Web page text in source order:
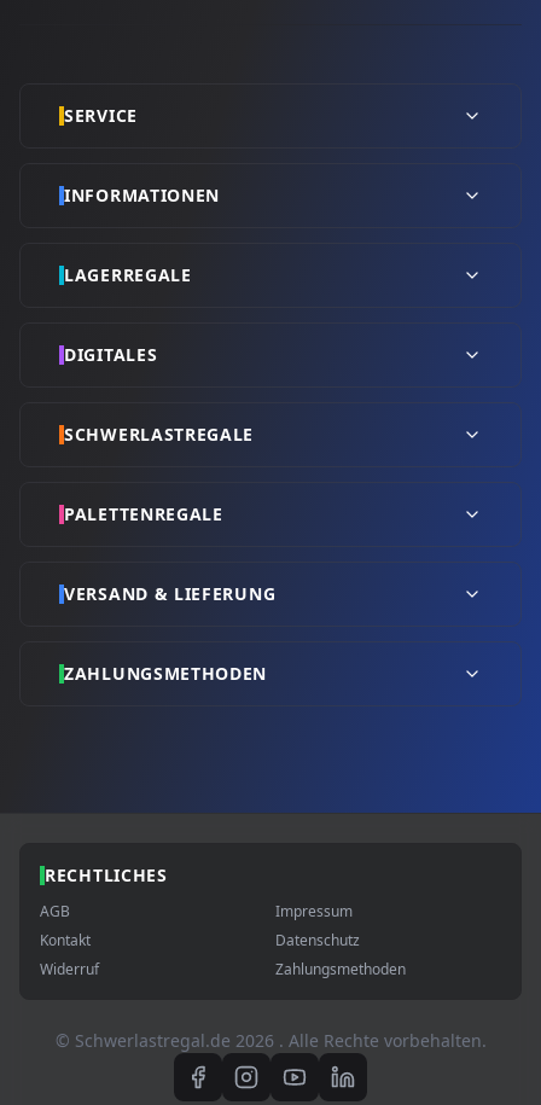
SERVICE
INFORMATIONEN
LAGERREGALE
DIGITALES
SCHWERLASTREGALE
PALETTENREGALE
VERSAND & LIEFERUNG
ZAHLUNGSMETHODEN
RECHTLICHES
AGB
Impressum
Kontakt
Datenschutz
Widerruf
Zahlungsmethoden
© Schwerlastregal.de 2026 . Alle Rechte vorbehalten.